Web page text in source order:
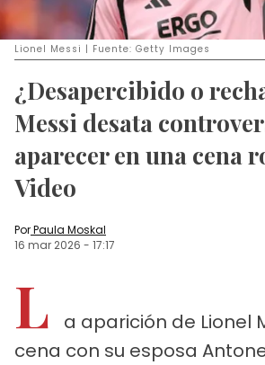
Lionel Messi | Fuente: Getty Images
¿Desapercibido o
Messi desata
aparecer en una cena
Video
PorPaula Moskal
16 mar 2026 - 17:17
L
a aparición de Lionel
cena con su esposa